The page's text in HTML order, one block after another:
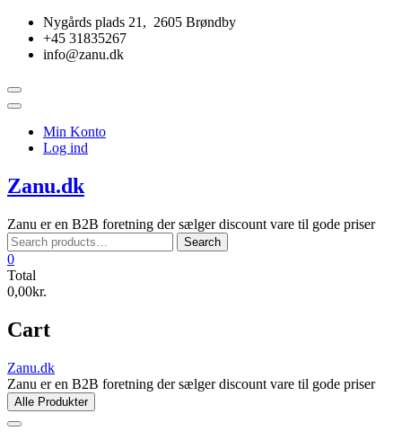
Skip
content
Nygårds plads 21, 2605 Brøndby
+45 31835267
info@zanu.dk
Topbar
Menu
Min Konto
Log ind
Zanu.dk
Zanu er en B2B foretning der sælger discount vare til gode priser
Search
for:
Search
0
Total
0,00kr.
Cart
Zanu.dk
Zanu er en B2B foretning der sælger discount vare til gode priser
Alle Produkter